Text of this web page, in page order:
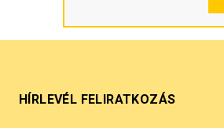
HÍRLEVÉL FELIRATKOZÁS